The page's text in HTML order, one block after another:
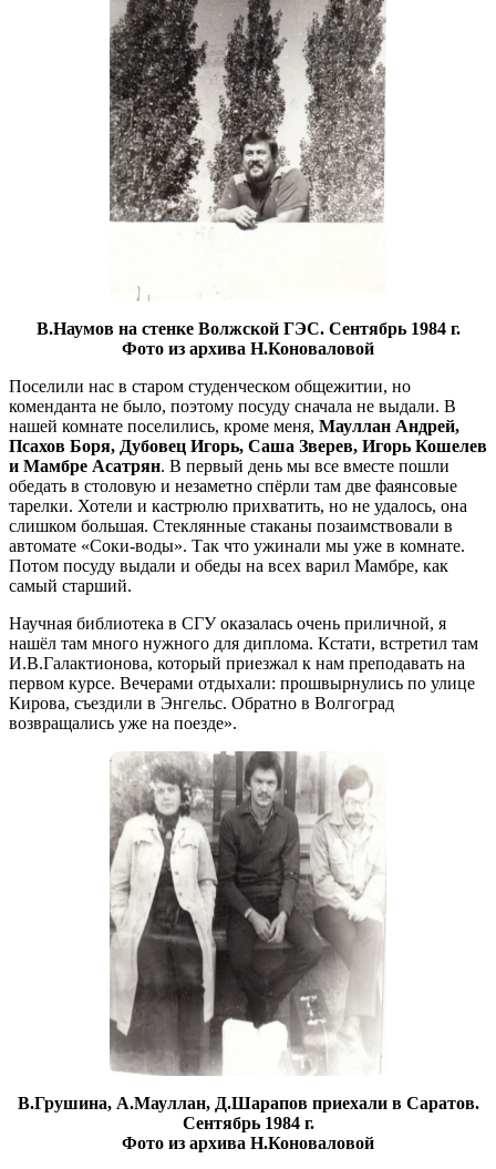
В.Наумов на стенке Волжской ГЭС. Сентябрь 1984 г.
Фото из архива Н.Коноваловой
Поселили нас в старом студенческом общежитии, но
коменданта не было, поэтому посуду сначала не выдали. В
нашей комнате поселились, кроме меня, Мауллан Андрей,
Псахов Боря, Дубовец Игорь, Саша Зверев, Игорь Кошелев
и Мамбре Асатрян. В первый день мы все вместе пошли
обедать в столовую и незаметно спёрли там две фаянсовые
тарелки. Хотели и кастрюлю прихватить, но не удалось, она
слишком большая. Стеклянные стаканы позаимствовали в
автомате «Соки-воды». Так что ужинали мы уже в комнате.
Потом посуду выдали и обеды на всех варил Мамбре, как
самый старший.
Научная библиотека в СГУ оказалась очень приличной, я
нашёл там много нужного для диплома. Кстати, встретил там
И.В.Галактионова, который приезжал к нам преподавать на
первом курсе. Вечерами отдыхали: прошвырнулись по улице
Кирова, съездили в Энгельс. Обратно в Волгоград
возвращались уже на поезде».
В.Грушина, А.Мауллан, Д.Шарапов приехали в Саратов.
Сентябрь 1984 г.
Фото из архива Н.Коноваловой